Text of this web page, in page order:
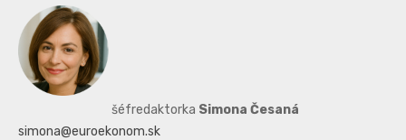
šéfredaktorka Simona Česaná
simona@euroekonom.sk